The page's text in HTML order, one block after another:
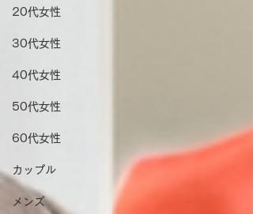
20代女性
30代女性
40代女性
50代女性
60代女性
カップル
メンズ